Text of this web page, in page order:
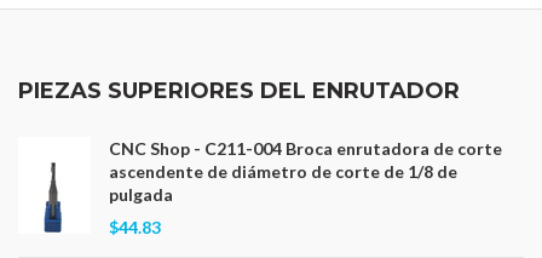
PIEZAS SUPERIORES DEL ENRUTADOR
CNC Shop - C211-004 Broca enrutadora de corte
ascendente de diámetro de corte de 1/8 de
pulgada
$44.83